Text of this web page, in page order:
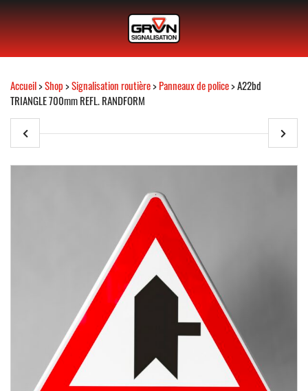
Accueil>Shop>Signalisation routière>Panneaux de police> A22bd
TRIANGLE 700mm REFL. RANDFORM